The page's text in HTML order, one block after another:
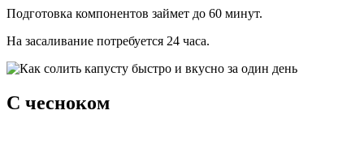
Подготовка компонентов займет до 60 минут.
На засаливание потребуется 24 часа.
С чесноком